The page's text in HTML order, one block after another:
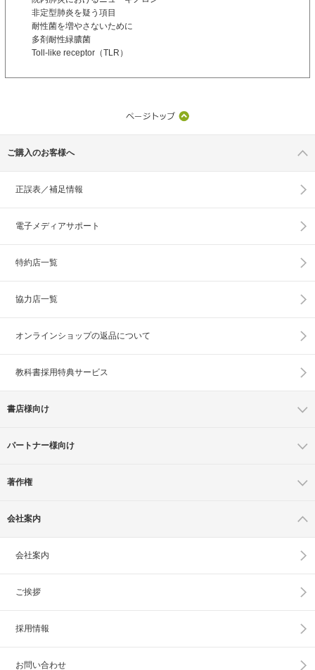
非定型肺炎を疑う項目
耐性菌を増やさないために
多剤耐性緑膿菌
Toll-like receptor（TLR）
ご購入のお客様へ
正誤表／補足情報
電子メディアサポート
特約店一覧
協力店一覧
オンラインショップの返品について
教科書採用特典サービス
書店様向け
パートナー様向け
著作権
会社案内
会社案内
ご挨拶
採用情報
お問い合わせ